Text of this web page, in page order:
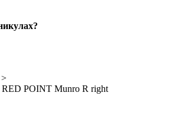
>
POINT Munro R right